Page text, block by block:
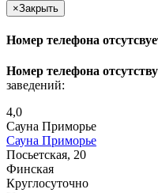
×Закрыть
Номер телефона
Номер телефона
заведений:
4,0
Сауна Приморье
Сауна Приморье
Посьетская, 20
Финская
Круглосуточно